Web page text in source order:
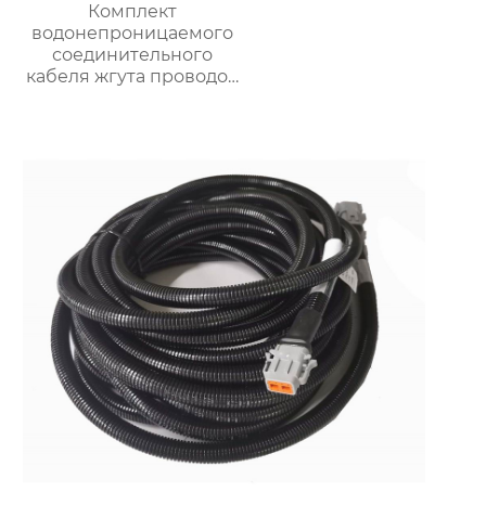
Комплект
водонепроницаемого
соединительного
кабеля жгута проводов